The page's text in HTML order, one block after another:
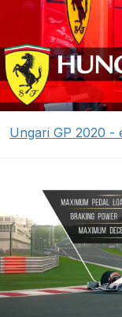
Ungari GP 2020 -